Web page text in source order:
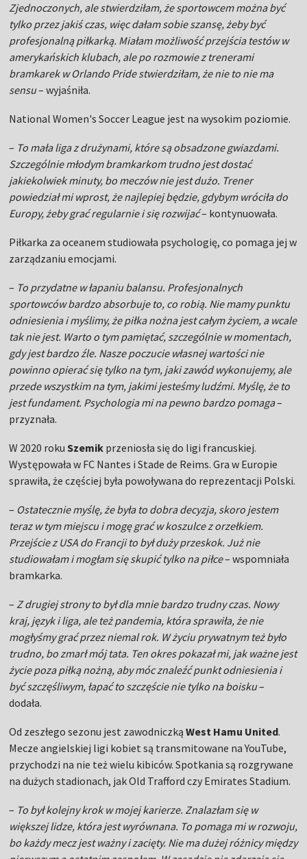
Zjednoczonych, ale stwierdziłam, że sportowcem można być
tylko przez jakiś czas, więc dałam sobie szansę, żeby być
profesjonalną piłkarką. Miałam możliwość przejścia testów w
amerykańskich klubach, ale po rozmowie z trenerami
bramkarek w Orlando Pride stwierdziłam, że nie to nie ma
sensu– wyjaśniła.
National Women's Soccer League jest na wysokim poziomie.
– To mała liga z drużynami, które są obsadzone gwiazdami.
Szczególnie młodym bramkarkom trudno jest dostać
jakiekolwiek minuty, bo meczów nie jest dużo. Trener
powiedział mi wprost, że najlepiej będzie, gdybym wróciła do
Europy, żeby grać regularnie i się rozwijać– kontynuowała.
Piłkarka za oceanem studiowała psychologię, co pomaga jej w
zarządzaniu emocjami.
– To przydatne w łapaniu balansu. Profesjonalnych
sportowców bardzo absorbuje to, co robią. Nie mamy punktu
odniesienia i myślimy, że piłka nożna jest całym życiem, a wcale
tak nie jest. Warto o tym pamiętać, szczególnie w momentach,
gdy jest bardzo źle. Nasze poczucie własnej wartości nie
powinno opierać się tylko na tym, jaki zawód wykonujemy, ale
przede wszystkim na tym, jakimi jesteśmy ludźmi. Myślę, że to
jest fundament. Psychologia mi na pewno bardzo pomaga–
przyznała.
W 2020 rokuSzemik przeniosła się do ligi francuskiej.
Występowała w FC Nantes i Stade de Reims. Gra w Europie
sprawiła, że częściej była powoływana do reprezentacji Polski.
– Ostatecznie myślę, że była to dobra decyzja, skoro jestem
teraz w tym miejscu i mogę grać w koszulce z orzełkiem.
Przejście z USA do Francji to był duży przeskok. Już nie
studiowałam i mogłam się skupić tylko na piłce– wspomniała
bramkarka.
–Z drugiej strony to był dla mnie bardzo trudny czas. Nowy
kraj, język i liga, ale też pandemia, która sprawiła, że nie
mogłyśmy grać przez niemal rok. W życiu prywatnym też było
trudno, bo zmarł mój tata. Ten okres pokazał mi, jak ważne jest
życie poza piłką nożną, aby móc znaleźć punkt odniesienia i
być szczęśliwym, łapać to szczęście nie tylko na boisku–
dodała.
Od zeszłego sezonu jest zawodniczkąWest Hamu United.
Mecze angielskiej ligi kobiet są transmitowane na YouTube,
przychodzi na nie też wielu kibiców. Spotkania są rozgrywane
na dużych stadionach, jak Old Trafford czy Emirates Stadium.
– To był kolejny krok w mojej karierze. Znalazłam się w
większej lidze, która jest wyrównana. To pomaga mi w rozwoju,
bo każdy mecz jest ważny i zacięty. Nie ma dużej różnicy między